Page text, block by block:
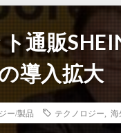
通販
導入拡大
ー/製品 テクノロジー 海